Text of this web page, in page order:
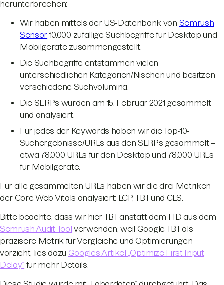
herunterbrechen:
Wir haben mittels der US-Datenbank von Semrush
Sensor10.000 zufällige Suchbegriffe für Desktop und
Mobilgeräte zusammengestellt.
Die Suchbegriffe entstammen vielen
unterschiedlichen Kategorien/Nischen und besitzen
verschiedene Suchvolumina.
Die SERPs wurden am 15. Februar 2021 gesammelt
und analysiert.
Für jedes der Keywords haben wir die Top-10-
Suchergebnisse/URLs aus den SERPs gesammelt –
etwa 78.000 URLs für den Desktop und 78.000 URLs
für Mobilgeräte.
Für alle gesammelten URLs haben wir die drei Metriken
der Core Web Vitals analysiert: LCP, TBT und CLS.
Bitte beachte, dass wir hier TBT anstatt dem FID aus dem
Semrush Audit Tool verwenden, weil Google TBT als
präzisere Metrik für Vergleiche und Optimierungen
vorzieht, lies dazu Googles Artikel „Optimize First Input
Delay“ für mehr Details.